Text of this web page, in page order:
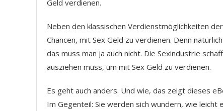
Geld verdienen.
Neben den klassischen Verdienstmöglichkeiten
Chancen, mit Sex Geld zu verdienen. Denn
das muss man ja auch nicht. Die Sexindustrie
ausziehen muss, um mit Sex Geld zu verdienen.
Es geht auch anders. Und wie, das zeigt dieses
Im Gegenteil: Sie werden sich wundern, wie